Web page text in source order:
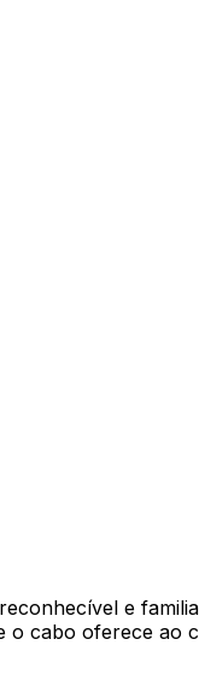
e
o cabo oferece ao